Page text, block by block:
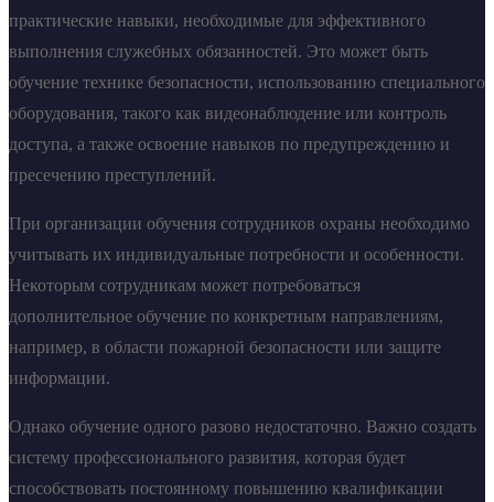
практические навыки, необходимые для эффективного
выполнения служебных обязанностей. Это может быть
обучение технике безопасности, использованию специального
оборудования, такого как видеонаблюдение или контроль
доступа, а также освоение навыков по предупреждению и
пресечению преступлений.
При организации обучения сотрудников охраны необходимо
учитывать их индивидуальные потребности и особенности.
Некоторым сотрудникам может потребоваться
дополнительное обучение по конкретным направлениям,
например, в области пожарной безопасности или защите
информации.
Однако обучение одного разово недостаточно. Важно создать
систему профессионального развития, которая будет
способствовать постоянному повышению квалификации